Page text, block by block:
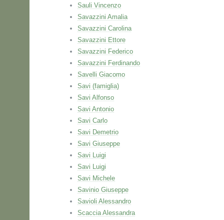
Sauli Vincenzo
Savazzini Amalia
Savazzini Carolina
Savazzini Ettore
Savazzini Federico
Savazzini Ferdinando
Savelli Giacomo
Savi (famiglia)
Savi Alfonso
Savi Antonio
Savi Carlo
Savi Demetrio
Savi Giuseppe
Savi Luigi
Savi Luigi
Savi Michele
Savinio Giuseppe
Savioli Alessandro
Scaccia Alessandra